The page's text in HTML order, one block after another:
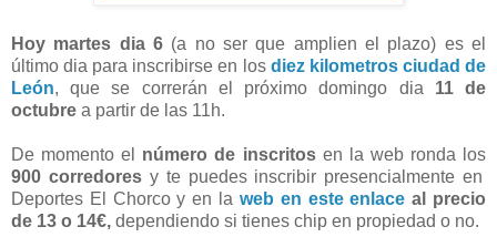
Hoy martes dia 6 (a no ser que amplien el plazo) es el
último dia para inscribirse en los diez kilometros ciudad de
León, que se correrán el próximo domingo dia 11 de
octubre a partir de las 11h.
De momento el número de inscritosen la web ronda los
900 corredoresy te puedes inscribir presencialmente en
Deportes El Chorco y en la web en este enlace al precio
de 13 o 14€, dependiendo si tienes chip en propiedad o no.